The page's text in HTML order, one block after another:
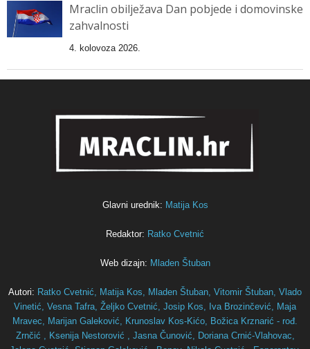
Mraclin obilježava Dan pobjede i domovinske
zahvalnosti
4. kolovoza 2026.
Glavni urednik: Matija Kos
Redaktor: Ratko Cvetnić
Web dizajn: Mladen Štuban
Autori: Ratko Cvetnić, Matija Kos, Mladen Štuban, Vitomir Štuban, Vlado
Vinetić, Vesna Tafra, Željko Cvetnić, Josip Kos, Iva Brozinčević,
Maja
Mravec,
Marijan Galeković, Krunoslav Kos-Kićo,
Božica Krznarić - rođ.
Zrnčić ,
Ksenija Nestorović , Jasna Čunović,
Doriana Crnić-Vlahovac,